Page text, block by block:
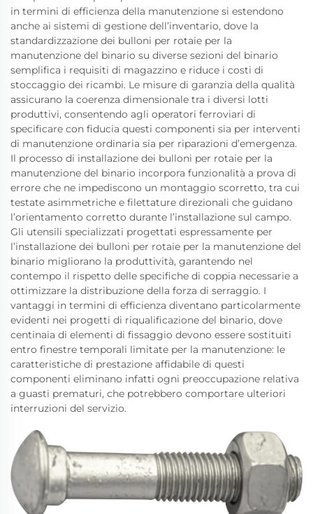
in termini di efficienza della manutenzione si estendono
anche ai sistemi di gestione dell’inventario, dove la
standardizzazione dei bulloni per rotaie per la
manutenzione del binario su diverse sezioni del binario
semplifica i requisiti di magazzino e riduce i costi di
stoccaggio dei ricambi. Le misure di garanzia della qualità
assicurano la coerenza dimensionale tra i diversi lotti
produttivi, consentendo agli operatori ferroviari di
specificare con fiducia questi componenti sia per interventi
di manutenzione ordinaria sia per riparazioni d’emergenza.
Il processo di installazione dei bulloni per rotaie per la
manutenzione del binario incorpora funzionalità a prova di
errore che ne impediscono un montaggio scorretto, tra cui
testate asimmetriche e filettature direzionali che guidano
l’orientamento corretto durante l’installazione sul campo.
Gli utensili specializzati progettati espressamente per
l’installazione dei bulloni per rotaie per la manutenzione del
binario migliorano la produttività, garantendo nel
contempo il rispetto delle specifiche di coppia necessarie a
ottimizzare la distribuzione della forza di serraggio. I
vantaggi in termini di efficienza diventano particolarmente
evidenti nei progetti di riqualificazione del binario, dove
centinaia di elementi di fissaggio devono essere sostituiti
entro finestre temporali limitate per la manutenzione: le
caratteristiche di prestazione affidabile di questi
componenti eliminano infatti ogni preoccupazione relativa
a guasti prematuri, che potrebbero comportare ulteriori
interruzioni del servizio.